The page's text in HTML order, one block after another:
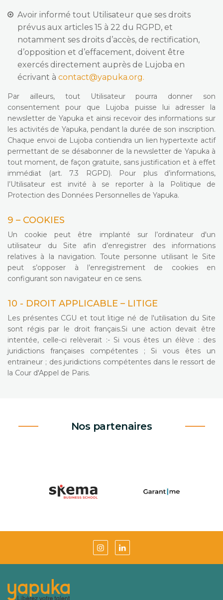
Avoir informé tout Utilisateur que ses droits
prévus aux articles 15 à 22 du RGPD, et
notamment ses droits d’accès, de rectification,
d’opposition et d’effacement, doivent être
exercés directement auprès de Lujoba en
écrivant à contact@yapuka.org.
Par ailleurs, tout Utilisateur pourra donner son
consentement pour que Lujoba puisse lui adresser la
newsletter de Yapuka et ainsi recevoir des informations sur
les activités de Yapuka, pendant la durée de son inscription.
Chaque envoi de Lujoba contiendra un lien hypertexte actif
permettant de se désabonner de la newsletter de Yapuka à
tout moment, de façon gratuite, sans justification et à effet
immédiat (art. 7.3 RGPD). Pour plus d’informations,
l’Utilisateur est invité à se reporter à la Politique de
Protection des Données Personnelles de Yapuka.
9 – COOKIES
Un cookie peut être implanté sur l’ordinateur d'un
utilisateur du Site afin d’enregistrer des informations
relatives à la navigation. Toute personne utilisant le Site
peut s’opposer à l’enregistrement de cookies en
configurant son navigateur en ce sens.
10 - DROIT APPLICABLE – LITIGE
Les présentes CGU et tout litige né de l'utilisation du Site
sont régis par le droit français.Si une action devait être
intentée, celle-ci relèverait :- Si vous êtes un élève : des
juridictions françaises compétentes ; Si vous êtes un
entraineur ; des juridictions compétentes dans le ressort de
la Cour d'Appel de Paris.
Nos partenaires